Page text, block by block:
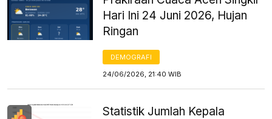
Hari Ini 24 Juni 2026, Hujan
Ringan
DEMOGRAFI
24/06/2026, 21:40 WIB
Statistik Jumlah Kepala